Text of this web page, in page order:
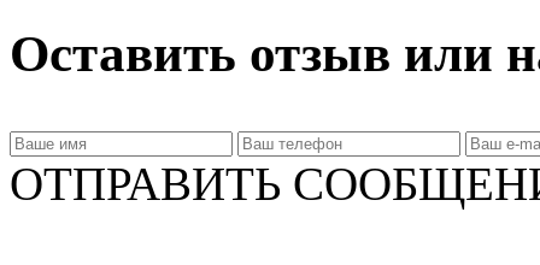
Оставить отзыв или
ОТПРАВИТЬ